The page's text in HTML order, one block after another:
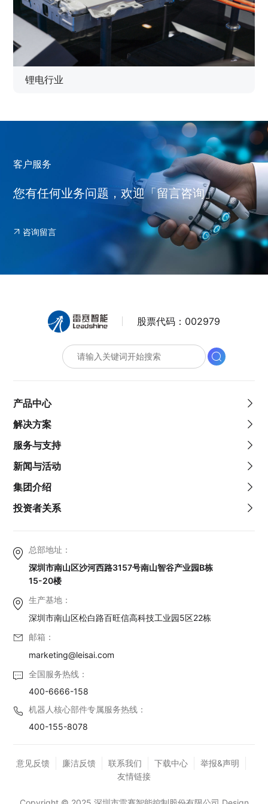
锂电行业
客户服务
您有任何业务问题，欢迎「留言咨询」
咨询留言
股票代码： 002979
总部地址：
深圳市南山区沙河西路3157号南山智谷产业园B栋
15-20楼
生产基地：
深圳市南山区松白路百旺信高科技工业园5区22栋
邮箱：
marketing@leisai.com
全国服务热线：
400-6666-158
机器人核心部件专属服务热线：
400-155-8078
产品中心
解决方案
服务与支持
新闻与活动
集团介绍
投资者关系
意见反馈 廉洁反馈 联系我们 下载中心
举报&声明
友情链接